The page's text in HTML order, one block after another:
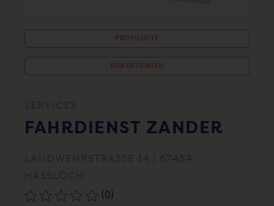
PROFILSEITE
BEWERTUNGEN
FAHRDIENST ZANDER
(0)